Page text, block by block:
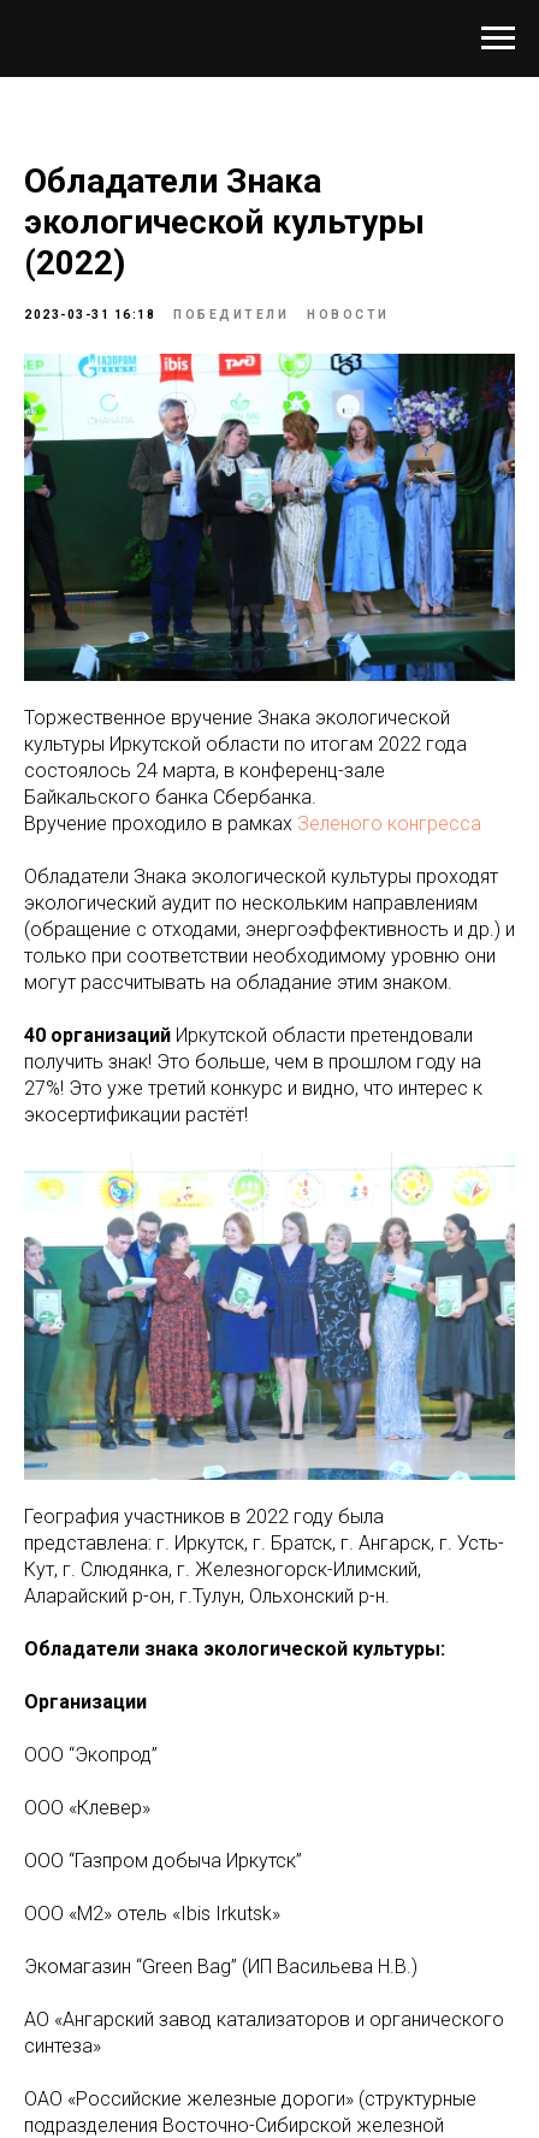
Обладатели Знака
экологической культуры
(2022)
2023-03-31 16:18 ПОБЕДИТЕЛИ НОВОСТИ
Торжественное вручение Знака экологической
культуры Иркутской области по итогам 2022 года
состоялось 24 марта, в конференц-зале
Байкальского банка Сбербанка.
Вручение проходило в рамках Зеленого конгресса
Обладатели Знака экологической культуры проходят
экологический аудит по нескольким направлениям
(обращение с отходами, энергоэффективность и др.) и
только при соответствии необходимому уровню они
могут рассчитывать на обладание этим знаком.
40 организаций Иркутской области претендовали
получить знак! Это больше, чем в прошлом году на
27%! Это уже третий конкурс и видно, что интерес к
экосертификации растёт!
География участников в 2022 году была
представлена: г. Иркутск, г. Братск, г. Ангарск, г. Усть-
Кут, г. Слюдянка, г. Железногорск-Илимский,
Аларайский р-он, г.Тулун, Ольхонский р-н.
Обладатели знака экологической культуры:
Организации
ООО “Экопрод”
ООО «Клевер»
ООО “Газпром добыча Иркутск”
ООО «М2» отель «Ibis Irkutsk»
Экомагазин “Green Bag” (ИП Васильева Н.В.)
АО «Ангарский завод катализаторов и органического
синтеза»
ОАО «Российские железные дороги» (структурные
подразделения Восточно-Сибирской железной